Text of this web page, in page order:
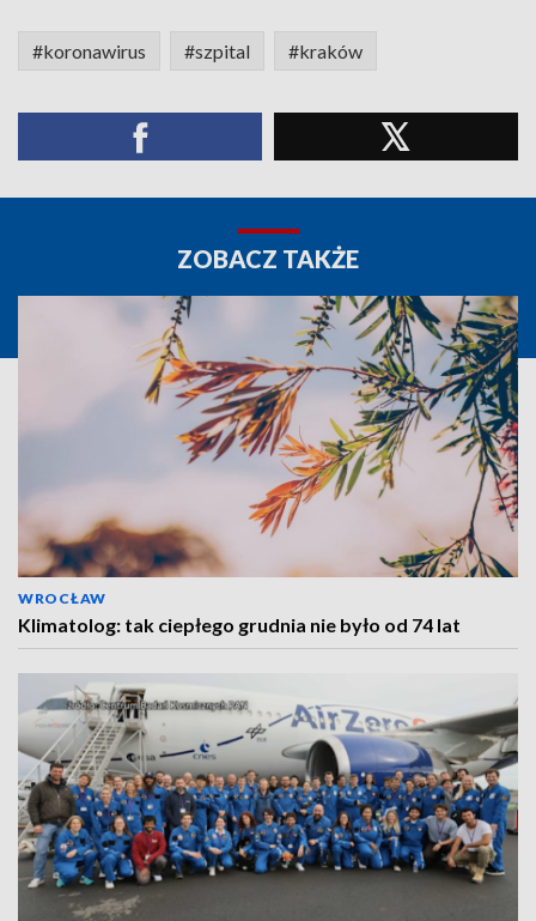
#koronawirus #szpital #kraków
ZOBACZ TAKŻE
WROCŁAW
Klimatolog: tak ciepłego grudnia nie było od 74 lat